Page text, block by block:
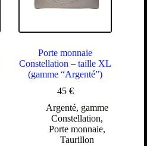
Porte monnaie
Constellation – taille XL
(gamme “Argenté”)
45 €
Argenté, gamme
Constellation,
Porte monnaie,
Taurillon